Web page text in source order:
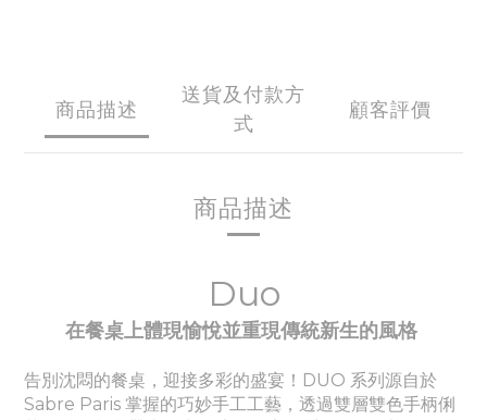
商品描述
送貨及付款方
式
顧客評價
商品描述
Duo
在餐桌上體現愉悅並重現傳統新生的風格
告別沈悶的餐桌，迎接多彩的盛宴！DUO 系列源自於
Sabre Paris 掌握的巧妙手工工藝，透過雙層雙色手柄俐